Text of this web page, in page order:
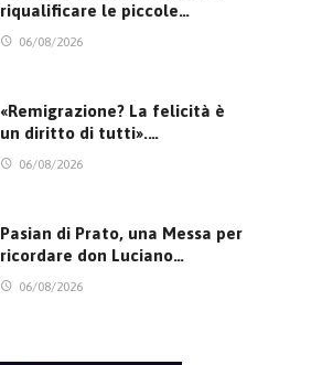
riqualificare le piccole…
06/08/2026
«Remigrazione? La felicità è
un diritto di tutti».…
06/08/2026
Pasian di Prato, una Messa per
ricordare don Luciano…
06/08/2026